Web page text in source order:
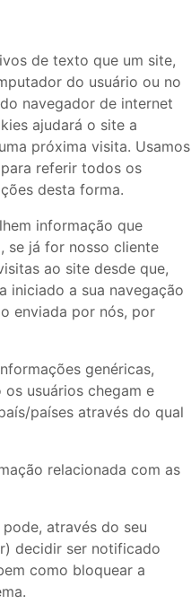
de texto que um site,
do usuário ou no
navegador de internet
ajudará o site a
próxima visita. Usamos
referir todos os
desta forma.
informação que
se já for nosso cliente
ao site desde que,
iniciado a sua navegação
enviada por nós, por
genéricas,
usuários chegam e
países através do qual
relacionada com as
através do seu
decidir ser notificado
como bloquear a